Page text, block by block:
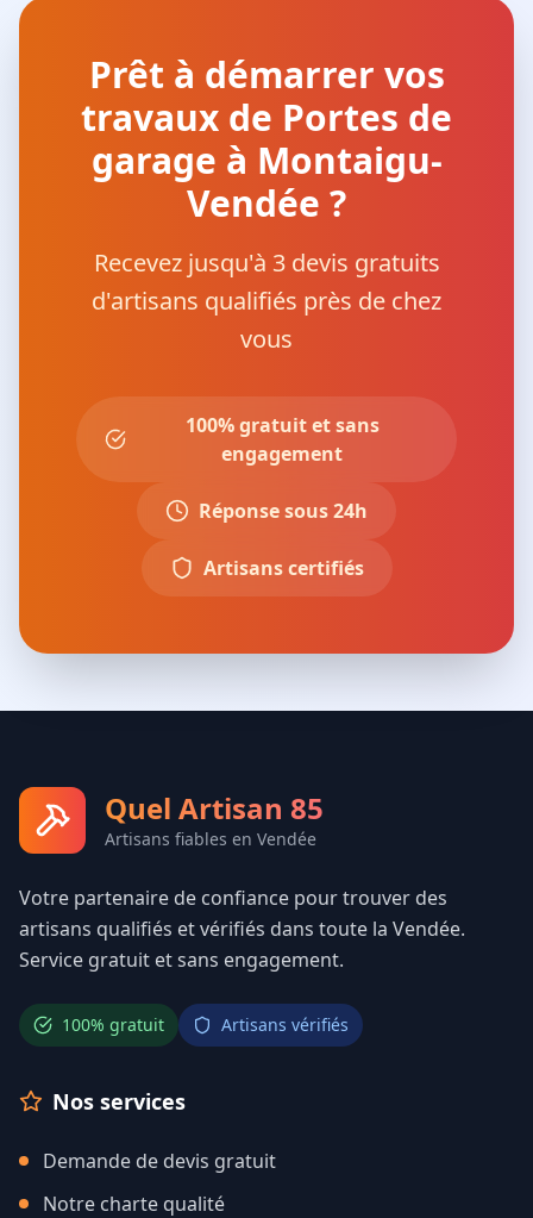
Prêt à démarrer vos
travaux de Portes de
garage à Montaigu-
Vendée ?
Recevez jusqu'à 3 devis gratuits
d'artisans qualifiés près de chez
vous
100% gratuit et sans
engagement
Réponse sous 24h
Artisans certifiés
Quel Artisan 85
Artisans fiables en Vendée
Votre partenaire de confiance pour trouver des
artisans qualifiés et vérifiés dans toute la Vendée.
Service gratuit et sans engagement.
100% gratuit Artisans vérifiés
Nos services
Demande de devis gratuit
Notre charte qualité